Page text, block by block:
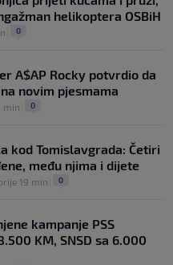
helikoptera OSBiH
0
A$AP Rocky potvrdio da
novim pjesmama
min 0
kod Tomislavgrada: Četiri
među njima i dijete
19 min 0
kampanje PSS
KM, SNSD sa 6.000